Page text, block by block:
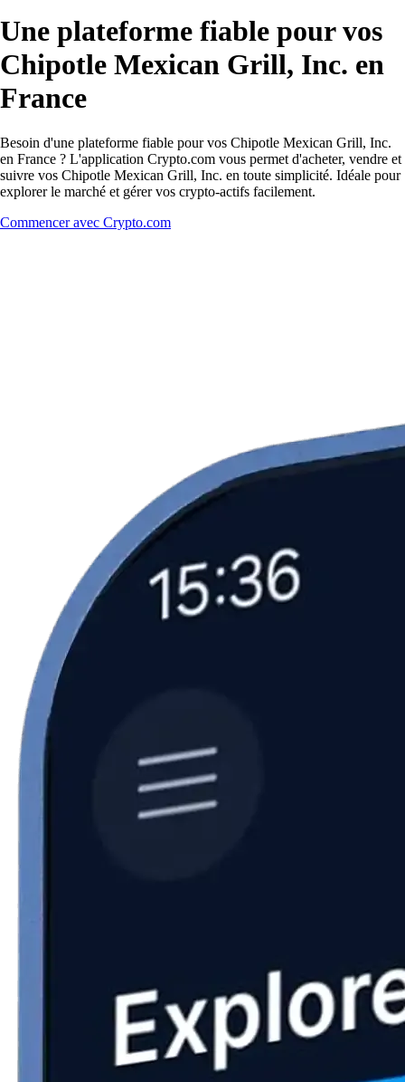
Une plateforme fiable pour vos
Chipotle Mexican Grill, Inc. en
France
Besoin d'une plateforme fiable pour vos Chipotle Mexican Grill, Inc.
en France ? L'application Crypto.com vous permet d'acheter, vendre et
suivre vos Chipotle Mexican Grill, Inc. en toute simplicité. Idéale pour
explorer le marché et gérer vos crypto-actifs facilement.
Commencer avec Crypto.com